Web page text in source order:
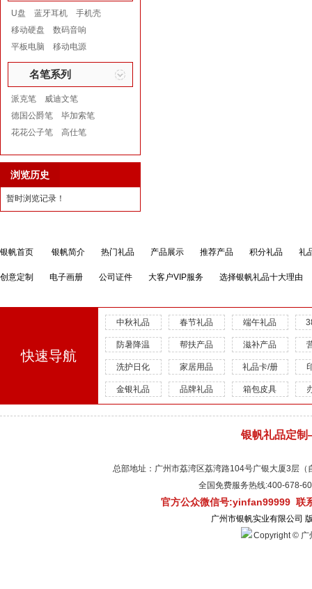
U盘 蓝牙耳机
手机壳
移动硬盘
数码音响
平板电脑
移动电源
名笔系列
派克笔
威迪文笔
德国公爵笔
毕加索笔
花花公子笔
高仕笔
浏览历史
暂时浏览记录！
银帆首页 银帆简介 热门礼品 产品展示 推荐产品 积分礼品 礼
创意定制 电子画册 公司证件 大客户VIP服务 选择银帆礼品十大理由
快速导航
中秋礼品 春节礼品 端午礼品
防暑降温 帮扶产品 滋补产品
洗护日化 家居用品 礼品卡/册
金银礼品 品牌礼品 箱包皮具
银帆礼品定
总部地址：广州市荔湾区荔湾路104号广银大厦3层
全国免费服务热线:400-
官方公众微信号:yinfan99999 联
广州市银帆实业有限公司
Copyright © 广